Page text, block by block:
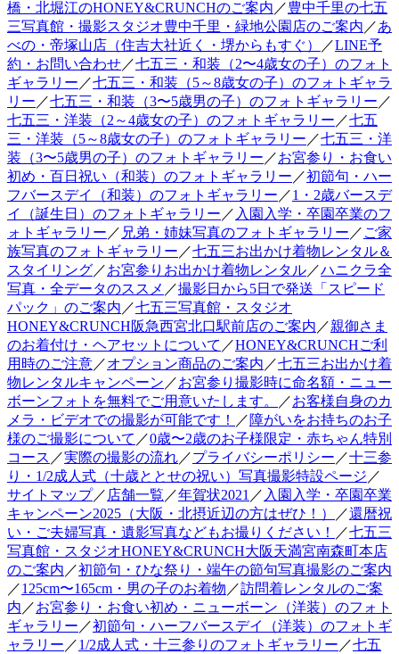
橋・北堀江のHONEY&CRUNCHのご案内 ／豊中千里の七五
三写真館・撮影スタジオ豊中千里・緑地公園店のご案内 ／あ
べの・帝塚山店（住吉大社近く・堺からもすぐ）
／LINE予
約・お問い合わせ／七五三・和装（2〜4歳女の子）のフォト
ギャラリー ／七五三・和装（5～8歳女の子）のフォトギャラ
リー ／七五三・和装（3〜5歳男の子）のフォトギャラリー ／
七五三・洋装（2～4歳女の子）のフォトギャラリー ／七五
三・洋装（5～8歳女の子）のフォトギャラリー ／七五三・洋
装（3〜5歳男の子）のフォトギャラリー ／お宮参り・お食い
初め・百日祝い（和装）のフォトギャラリー ／初節句・ハー
フバースデイ（和装）のフォトギャラリー ／1・2歳バースデ
イ（誕生日）のフォトギャラリー ／ 入園入学・卒園卒業のフ
ォトギャラリー ／ 兄弟・姉妹写真のフォトギャラリー ／ ご家
族写真のフォトギャラリー ／七五三お出かけ着物レンタル＆
スタイリング／お宮参りお出かけ着物レンタル／ハニクラ全
写真・全データのススメ ／撮影日から5日で発送「スピード
パック」のご案内 ／七五三写真館・スタジオ
HONEY&CRUNCH阪急西宮北口駅前店のご案内 ／親御さま
のお着付け・ヘアセットについて ／HONEY&CRUNCHご利
用時のご注意／オプション商品のご案内 ／七五三お出かけ着
物レンタルキャンペーン ／お宮参り撮影時に命名額・ニュー
ボーンフォトを無料でご用意いたします。
／お客様自身のカ
メラ・ビデオでの撮影が可能です！ ／障がいをお持ちのお子
様のご撮影について ／0歳〜2歳のお子様限定・赤ちゃん特別
コース ／実際の撮影の流れ／プライバシーポリシー ／十三参
り・1/2成人式（十歳ととせの祝い）写真撮影特設ページ ／
サイトマップ／ 店舗一覧 ／年賀状2021 ／ 入園入学・卒園卒業
キャンペーン2025（大阪・北摂近辺の方はぜひ！）
／還暦祝
い・ご夫婦写真・遺影写真などもお撮りください！ ／七五三
写真館・スタジオHONEY&CRUNCH大阪天満宮南森町本店
のご案内 ／初節句・ひな祭り・端午の節句写真撮影のご案内
／125cm〜165cm・男の子のお着物 ／訪問着レンタルのご案
内 ／お宮参り・お食い初め・ニューボーン（洋装）のフォト
ギャラリー ／初節句・ハーフバースデイ（洋装）のフォトギ
ャラリー ／1/2成人式・十三参りのフォトギャラリー ／七五